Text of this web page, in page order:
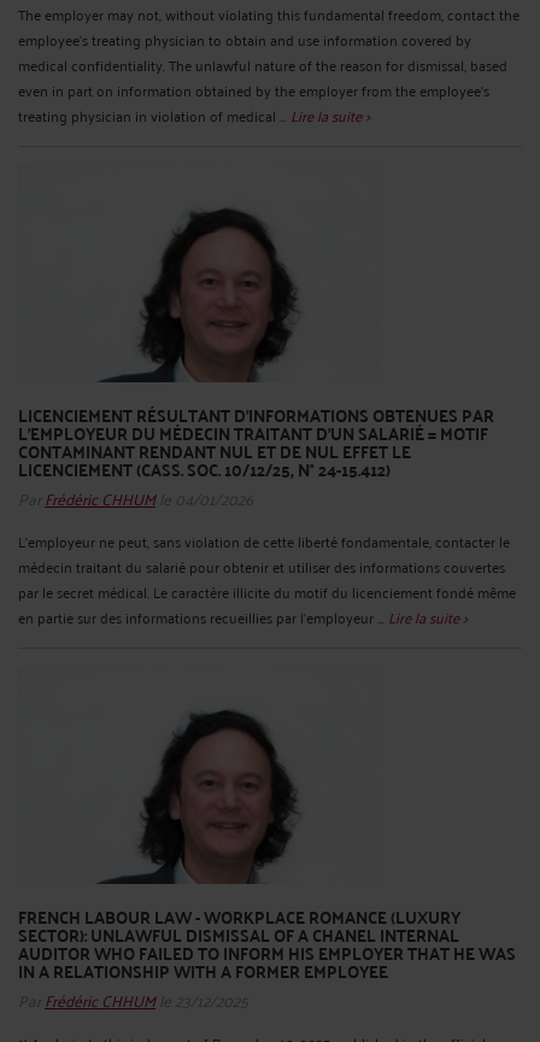
The employer may not, without violating this fundamental freedom, contact the
employee's treating physician to obtain and use information covered by
medical confidentiality. The unlawful nature of the reason for dismissal, based
even in part on information obtained by the employer from the employee's
treating physician in violation of medical ... Lire la suite >
LICENCIEMENT RÉSULTANT D’INFORMATIONS OBTENUES PAR
L’EMPLOYEUR DU MÉDECIN TRAITANT D’UN SALARIÉ = MOTIF
CONTAMINANT RENDANT NUL ET DE NUL EFFET LE
LICENCIEMENT (CASS. SOC. 10/12/25, N° 24-15.412)
Par Frédéric CHHUMle 04/01/2026
L’employeur ne peut, sans violation de cette liberté fondamentale, contacter le
médecin traitant du salarié pour obtenir et utiliser des informations couvertes
par le secret médical. Le caractère illicite du motif du licenciement fondé même
en partie sur des informations recueillies par l’employeur ... Lire la suite >
FRENCH LABOUR LAW - WORKPLACE ROMANCE (LUXURY
SECTOR): UNLAWFUL DISMISSAL OF A CHANEL INTERNAL
AUDITOR WHO FAILED TO INFORM HIS EMPLOYER THAT HE WAS
IN A RELATIONSHIP WITH A FORMER EMPLOYEE
Par Frédéric CHHUMle 23/12/2025